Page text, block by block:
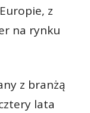
z
na rynku
z branżą
lata